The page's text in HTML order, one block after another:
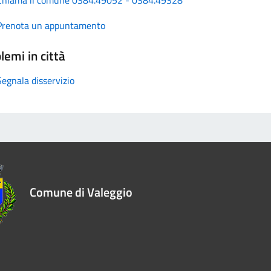
un appuntamento
in città
disservizio
Comune di Valeggio